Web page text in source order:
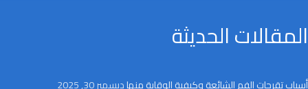
المقالات الحديثة
أسباب تقرحات الفم الشائعة وكيفية الوقاية منهاديسمبر 30, 2025